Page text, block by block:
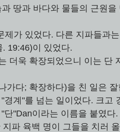
땅과 바다와 물들의 근원
제가 있었다. 다른 지파들과
. 19:46)이 있었다.
는 더욱 확장되었으니 이는
가다; 확장하다)을 친 일은
경계"를 넘는 일이었다. 크고
파 육백 명이 그들을 치러